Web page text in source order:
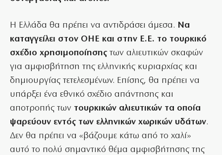
Η Ελλάδα θα πρέπει να αντιδράσει άμεσα. Να
καταγγείλει στον ΟΗΕ και στην Ε.Ε. το τουρκικό
σχέδιο χρησιμοποίησης των αλιευτικών σκαφών
για αμφισβήτηση της ελληνικής κυριαρχίας και
δημιουργίας τετελεσμένων. Επίσης, θα πρέπει να
υπάρξει ένα εθνικό σχέδιο απάντησης και
αποτροπής των τουρκικών αλιευτικών τα οποία
ψαρεύουν εντός των ελληνικών χωρικών υδάτων.
Δεν θα πρέπει να «βάζουμε κάτω από το χαλί»
αυτό το πολύ σημαντικό θέμα αμφισβήτησης της